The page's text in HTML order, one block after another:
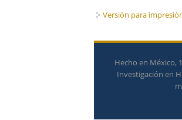
Versión para
Hecho en México,
Investigación en